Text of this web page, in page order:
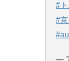
#ト
#
#au
—